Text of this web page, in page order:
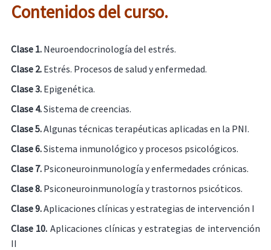
Contenidos del curso.
Clase 1. Neuroendocrinología del estrés.
Clase 2. Estrés. Procesos de salud y enfermedad.
Clase 3. Epigenética.
Clase 4.Sistema de creencias.
Clase 5.Algunas técnicas terapéuticas aplicadas en la PNI.
Clase 6.Sistema inmunológico y procesos psicológicos.
Clase 7. Psiconeuroinmunología y enfermedades crónicas.
Clase 8. Psiconeuroinmunología y trastornos psicóticos.
Clase 9.Aplicaciones clínicas y estrategias de intervención I
Clase 10. Aplicaciones clínicas y estrategias de intervención
II